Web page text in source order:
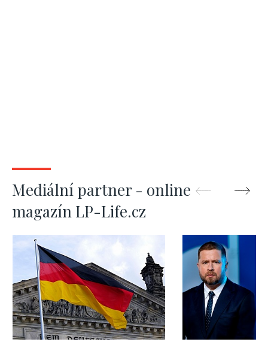
Mediální partner - online
magazín LP-Life.cz